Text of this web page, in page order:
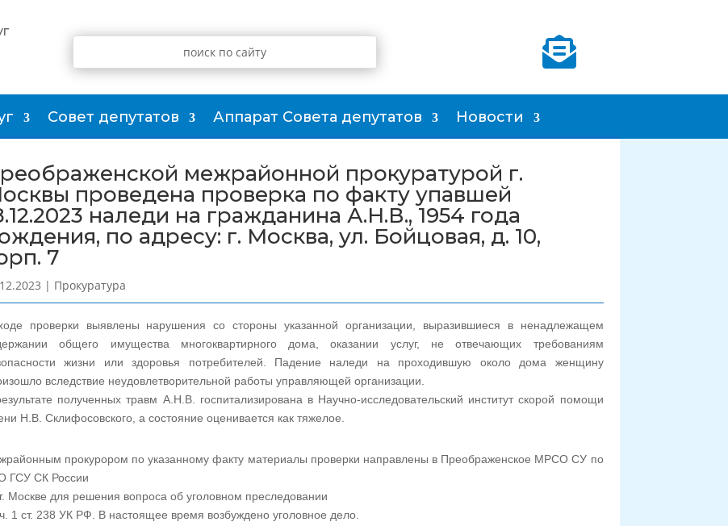

Совет депутатов Аппарат Совета депутатов Новости
межрайонной прокуратурой г.
проведена проверка по факту упавшей
наледи на гражданина А.Н.В., 1954 года
по адресу: г. Москва, ул. Бойцовая, д. 10,
7
| Прокуратура
проверки выявлены нарушения со стороны указанной организации, выразившиеся в ненадлежащем
общего имущества многоквартирного дома, оказании услуг, не отвечающих требованиям
жизни или здоровья потребителей. Падение наледи на проходившую около дома женщину
вследствие неудовлетворительной работы управляющей организации.
полученных травм А.Н.В. госпитализирована в Научно-исследовательский институт скорой помощи
Н.В. Склифосовского, а состояние оценивается как тяжелое.
прокурором по указанному факту материалы проверки направлены в Преображенское МРСО СУ по
ГСУ СК России
Москве для решения вопроса об уголовном преследовании
1 ст. 238 УК РФ. В настоящее время возбуждено уголовное дело.